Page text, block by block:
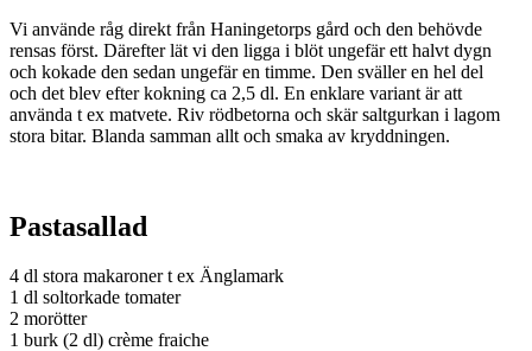
Vi använde råg direkt från Haningetorps gård och den behövde
rensas först. Därefter lät vi den ligga i blöt ungefär ett halvt dygn
och kokade den sedan ungefär en timme. Den sväller en hel del
och det blev efter kokning ca 2,5 dl. En enklare variant är att
använda t ex matvete. Riv rödbetorna och skär saltgurkan i lagom
stora bitar. Blanda samman allt och smaka av kryddningen.
Pastasallad
4 dl stora makaroner t ex Änglamark
1 dl soltorkade tomater
2 morötter
1 burk (2 dl) crème fraiche